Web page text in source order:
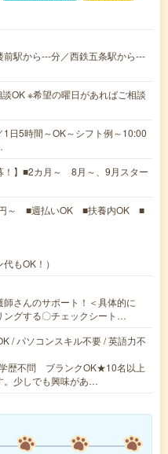
駅から---分／西鉄五条駅から---
OK ※希望の曜日があればご相談
日5時間～OK～シフト例～10:00
！】■2カ月～ 8月～、9月スター
円～ ■週払いOK ■扶養内OK ■
もOK！）
さんのサポート！＜具体的に
グする〇チェックシート…
/ パソコンスキル不要 / 英語力不
歴不問 ブランクOK★10名以上
。少しでも興味があ…